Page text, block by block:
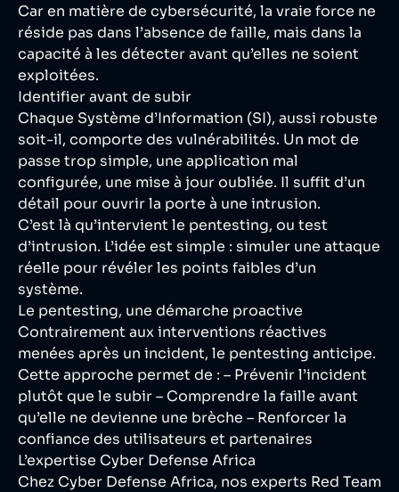
Car en matière de cybersécurité, la vraie force ne
réside pas dans l’absence de faille, mais dans la
capacité à les détecter avant qu’elles ne soient
exploitées.
Identifier avant de subir
Chaque Système d’Information (SI), aussi robuste
soit-il, comporte des vulnérabilités. Un mot de
passe trop simple, une application mal
configurée, une mise à jour oubliée. Il suffit d’un
détail pour ouvrir la porte à une intrusion.
C’est là qu’intervient le pentesting, ou test
d’intrusion. L’idée est simple : simuler une attaque
réelle pour révéler les points faibles d’un
système.
Le pentesting, une démarche proactive
Contrairement aux interventions réactives
menées après un incident, le pentesting anticipe.
Cette approche permet de : – Prévenir l’incident
plutôt que le subir – Comprendre la faille avant
qu’elle ne devienne une brèche – Renforcer la
confiance des utilisateurs et partenaires
L’expertise Cyber Defense Africa
Chez Cyber Defense Africa, nos experts Red Team